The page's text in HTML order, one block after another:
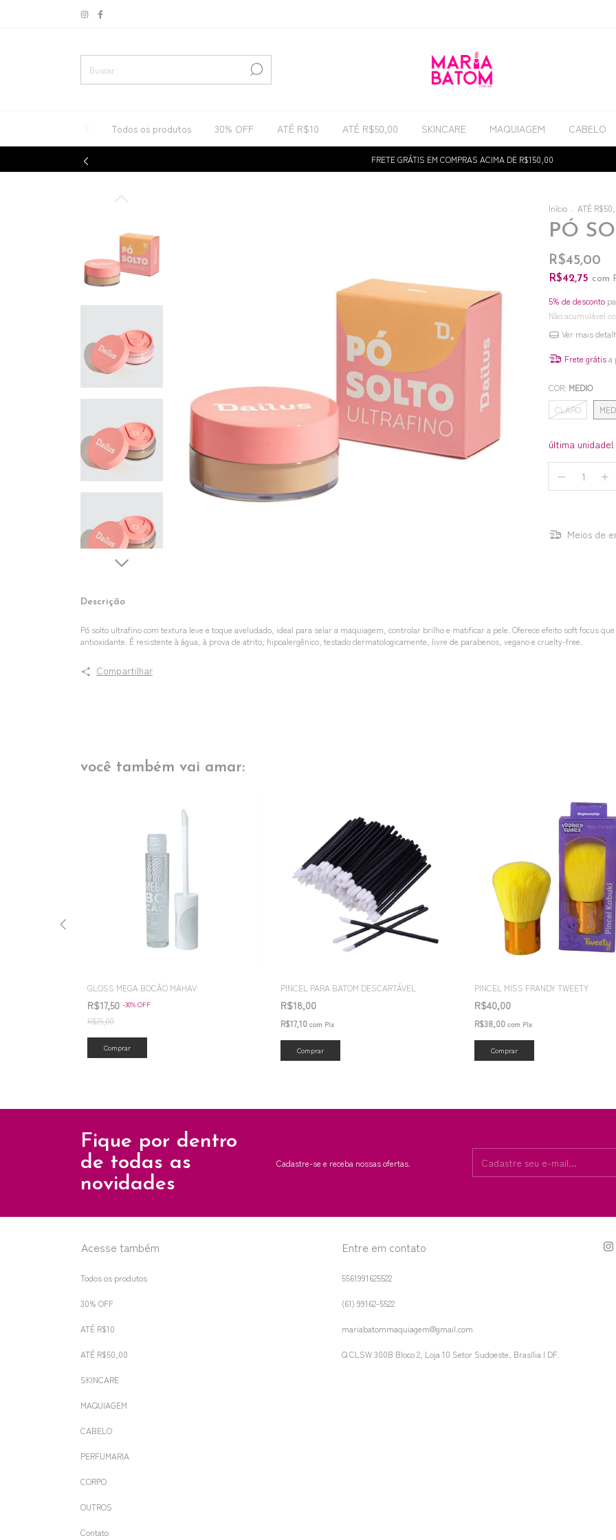
Todos os produtos 30% OFF ATÉ R$10 ATÉ R$50,00 SKINCARE MAQUIAGEM CABELO
FRETE GRÁTIS EM COMPRAS ACIMA DE R$150,00
Início ATÉ
PÓ
R$45,00
R$42,75 com
5% de desconto
Não acumulável
Ver mais
Frete grátisa
COR: MEDIO
CLARO
última unidade!
Meios de
Descrição
Pó solto ultrafino com textura leve e toque aveludado, ideal para selar a maquiagem, controlar brilho e matificar a pele. Oferece efeito soft focus
antioxidante. É resistente à água, à prova de atrito, hipoalergênico, testado dermatologicamente, livre de parabenos, vegano e cruelty-free.
Compartilhar
você também vai amar:
GLOSS MEGA BOCÃO MAHAV
R$17,50 -30% OFF
R$25,00
PINCEL PARA BATOM DESCARTÁVEL
R$18,00
R$17,10com Pix
PINCEL MISS FRANDY TWEETY
R$40,00
R$38,00 com Pix
Fique por dentro
de todas as
novidades
Cadastre-se e receba nossas ofertas.
Acesse também
Todos os produtos
30% OFF
ATÉ R$10
ATÉ R$50,00
SKINCARE
MAQUIAGEM
CABELO
PERFUMARIA
CORPO
OUTROS
Contato
Entre em contato
5561991625522
(61) 99162-5522
mariabatommaquiagem@gmail.com
Q CLSW 300B Bloco 2, Loja 10 Setor Sudoeste, Brasília | DF.